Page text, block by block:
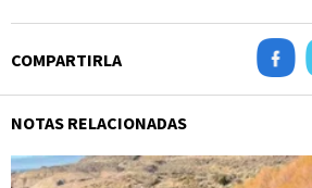
COMPARTIRLA
NOTAS RELACIONADAS